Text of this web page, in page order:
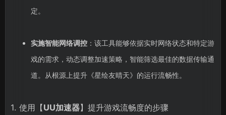
定。
实施智能网络调控：该工具能够依据实时网络状态和特定游
戏的需求，动态调整加速策略，智能筛选最佳的数据传输通
道。从根源上提升《星绘友晴天》的运行流畅性。
1. 使用【UU加速器】提升游戏流畅度的步骤